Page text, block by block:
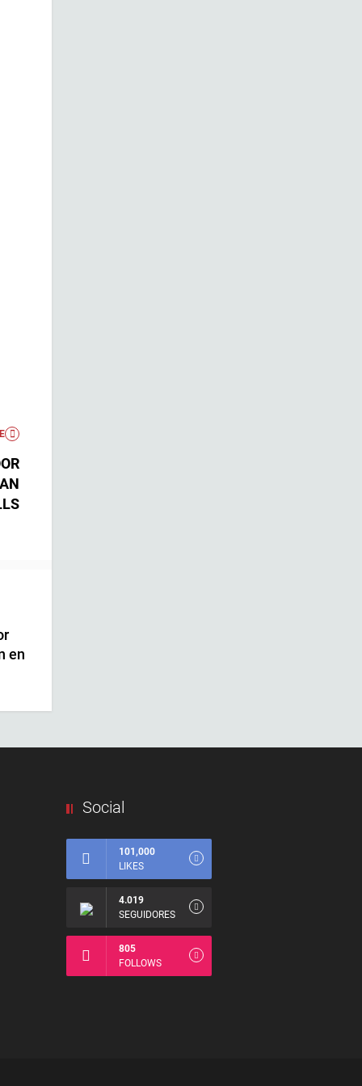
en
Social
101,000
LIKES
4.019
SEGUIDORES
805
FOLLOWS